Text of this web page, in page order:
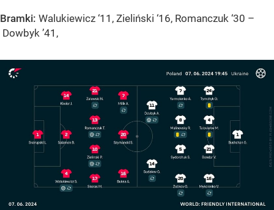
Bramki: Walukiewicz ‘11, Zieliński ‘16, Romanczuk ‘30 –
Dowbyk ’41,